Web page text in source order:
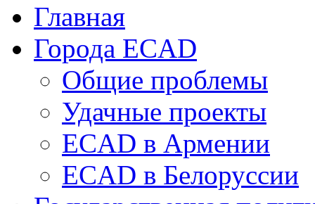
Главная
Города ECAD
Общие проблемы
Удачные проекты
ECAD в Армении
ECAD в Белоруссии